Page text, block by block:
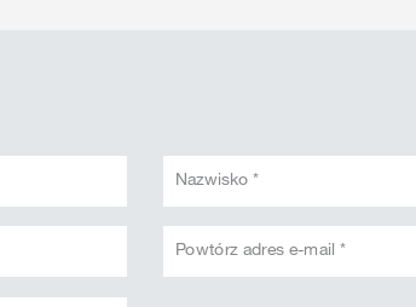
Nazwisko *
Powtórz adres e-mail *